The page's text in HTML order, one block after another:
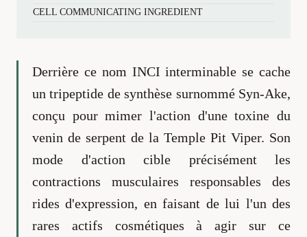
Derrière ce nom INCI interminable se cache
un tripeptide de synthèse surnommé Syn-Ake,
conçu pour mimer l'action d'une toxine du
venin de serpent de la Temple Pit Viper. Son
mode d'action cible précisément les
contractions musculaires responsables des
rides d'expression, en faisant de lui l'un des
rares actifs cosmétiques à agir sur ce
CELL COMMUNICATING INGREDIENT